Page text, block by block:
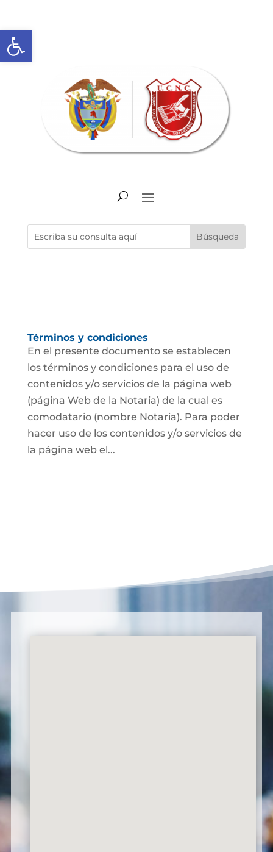
Abrir barra de herramientas
Términos y condiciones
En el presente documento se establecen
los términos y condiciones para el uso de
contenidos y/o servicios de la página web
(página Web de la Notaria) de la cual es
comodatario (nombre Notaria). Para poder
hacer uso de los contenidos y/o servicios de
la página web el...